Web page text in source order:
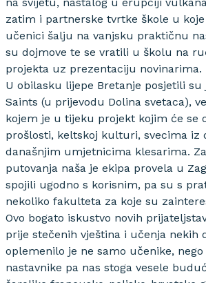
zatim i partnerske tvrtke škole u
učenici šalju na vanjsku praktičnu
su dojmove te se vratili u školu na
projekta uz prezentaciju novinarima.
U obilasku lijepe Bretanje posjetili su
Saints (u prijevodu Dolina svetaca),
kojem je u tijeku projekt kojim će se
prošlosti, keltskoj kulturi, svecima iz
današnjim umjetnicima klesarima.
putovanja naša je ekipa provela u
spojili ugodno s korisnim, pa su s
nekoliko fakulteta za koje su
Ovo bogato iskustvo novih
prije stečenih vještina i učenja nekih
oplemenilo je ne samo učenike, nego
nastavnike pa nas stoga vesele